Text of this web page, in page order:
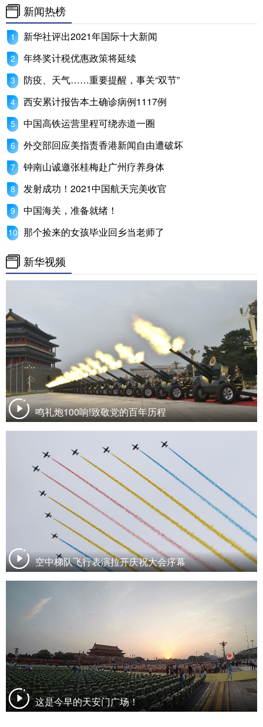
新闻热榜
新华社评出2021年国际十大新闻
年终奖计税优惠政策将延续
防疫、天气……重要提醒，事关“双节”
西安累计报告本土确诊病例1117例
中国高铁运营里程可绕赤道一圈
外交部回应美指责香港新闻自由遭破坏
钟南山诚邀张桂梅赴广州疗养身体
发射成功！2021中国航天完美收官
中国海关，准备就绪！
那个捡来的女孩毕业回乡当老师了
新华视频
鸣礼炮100响!致敬党的百年历程
空中梯队飞行表演拉开庆祝大会序幕
这是今早的天安门广场！